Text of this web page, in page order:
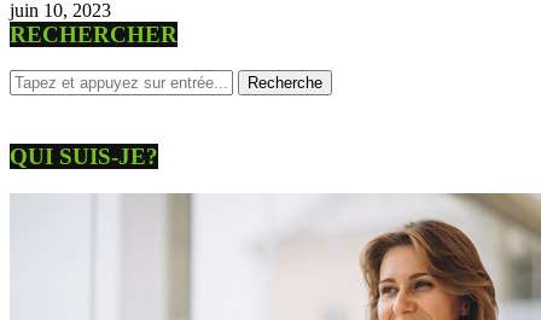
juin 10, 2023
RECHERCHER
QUI SUIS-JE?